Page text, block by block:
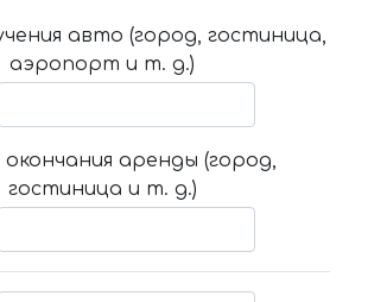
авто (город, гостиница,
аэропорт и т. д.)
аренды (город,
гостиница и т. д.)